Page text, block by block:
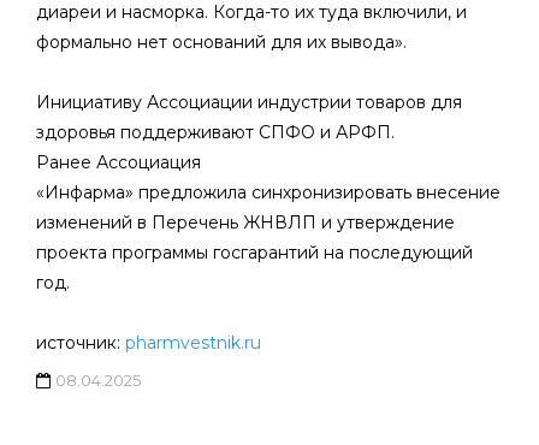
диареи и насморка. Когда-то их туда включили, и
формально нет оснований для их вывода».
Инициативу Ассоциации индустрии товаров для
здоровья поддерживают СПФО и АРФП.
Ранее Ассоциация
«Инфарма» предложила синхронизировать внесение
изменений в Перечень ЖНВЛП и утверждение
проекта программы госгарантий на последующий
год.
источник: pharmvestnik.ru
08.04.2025